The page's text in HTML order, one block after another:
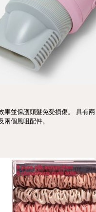
果並保護頭髮免受損傷。 具有兩
個風咀配件。